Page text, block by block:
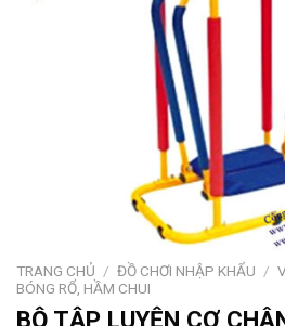
TRANG CHỦ / ĐỒ CHƠI NHẬP KHẨU /
BÓNG RỔ, HẦM CHUI
BỘ TẬP LUYỆN CƠ